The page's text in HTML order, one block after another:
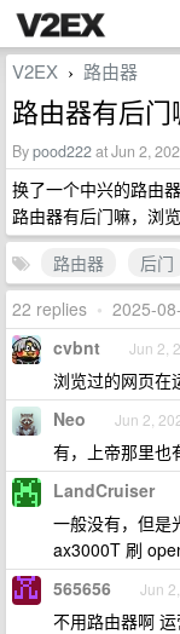
V2EX › 路由器
路由器有后门
Bypood222at Jun 2,
换了一个中兴的路由
路由器有后门嘛，浏
路由器
后门
22 replies • 2025-
cvbnt Jun 2,
浏览过的网页在
Neo Jun 2,
有，上帝那里也
LandCruiser
一般没有，但是
ax3000T 刷
565656 Jun
不用路由器啊